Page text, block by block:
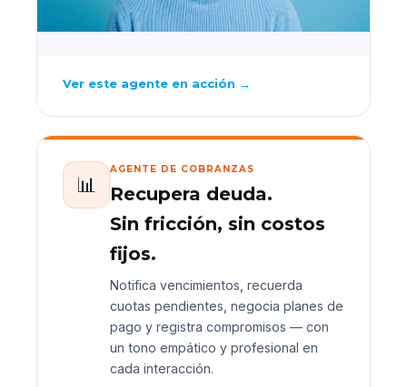
Ver este agente en acción →
📊
AGENTE DE COBRANZAS
Recupera deuda.
Sin fricción, sin costos
fijos.
Notifica vencimientos, recuerda
cuotas pendientes, negocia planes de
pago y registra compromisos — con
un tono empático y profesional en
cada interacción.